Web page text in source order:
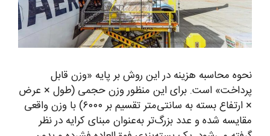
نحوه محاسبه هزینه در این روش بر پایه «وزن قابل
پرداخت» است. برای این منظور وزن حجمی (طول × عرض
× ارتفاع بسته به سانتی‌متر تقسیم بر ۶۰۰۰) با وزن واقعی
مقایسه شده و عدد بزرگ‌تر به‌عنوان مبنای کرایه در نظر